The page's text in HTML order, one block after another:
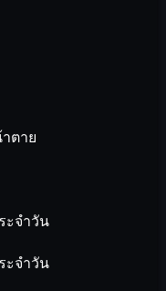
ตาย
ะจำวัน
ะจำวัน